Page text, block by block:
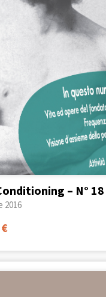
– N° 18
2016
€